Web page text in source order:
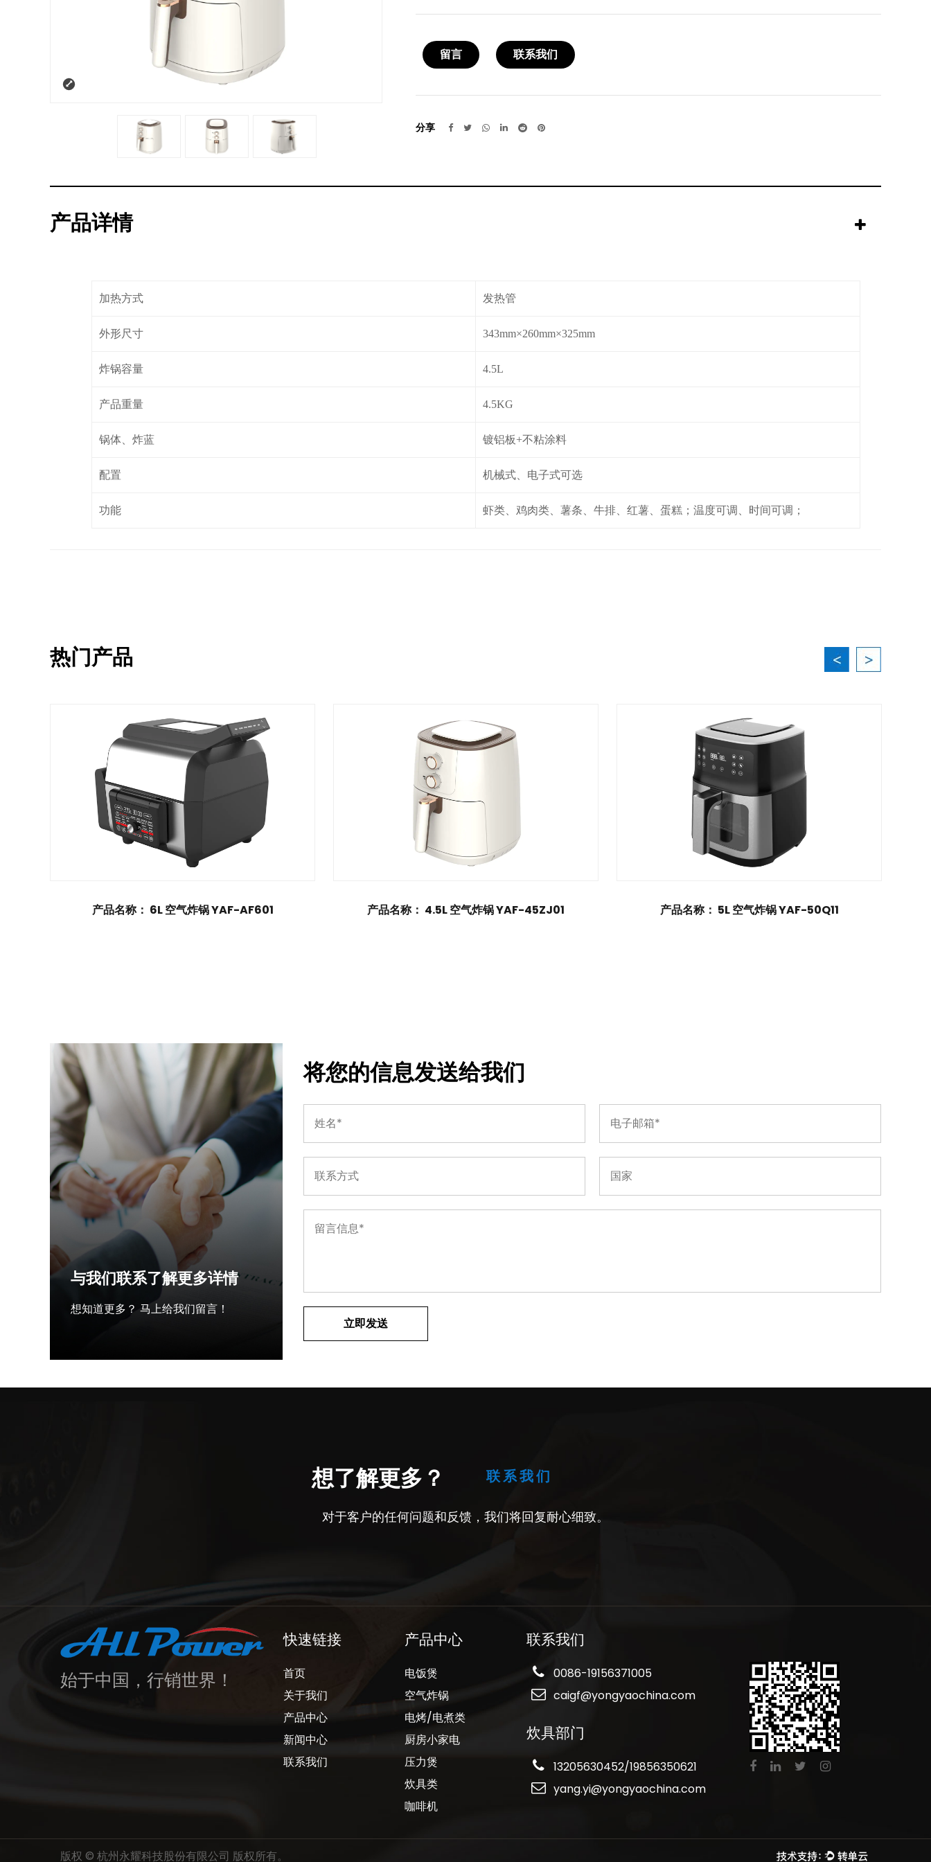
留言 联系我们
分享
产品详情
加热方式 发热管
外形尺寸 343mm×260mm×325mm
炸锅容量 4.5L
产品重量 4.5KG
锅体、炸蓝 镀铝板+不粘涂料
配置 机械式、电子式可选
功能 虾类、鸡肉类、薯条、牛排、红薯、蛋糕；温度可调、时间可调；
热门产品
产品名称： 4.5L 空气炸锅 YAF-45ZJ01 产品名称： 5L 空气炸锅 YAF-50Q11 产品名称： 5L 空气炸锅 YAF-50Q12
与我们联系了解更多详情
想知道更多？ 马上给我们留言！
将您的信息发送给我们
想了解更多？ 联系我们
对于客户的任何问题和反馈，我们将回复耐心细致。
始于中国，行销世界！
快速链接
首页
关于我们
产品中心
新闻中心
联系我们
产品中心
电饭煲
空气炸锅
电烤/电煮类
厨房小家电
压力煲
炊具类
咖啡机
联系我们
0086-19156371005
caigf@yongyaochina.com
炊具部门
13205630452/19856350621
yang.yi@yongyaochina.com
版权 © 杭州永耀科技股份有限公司 版权所有。